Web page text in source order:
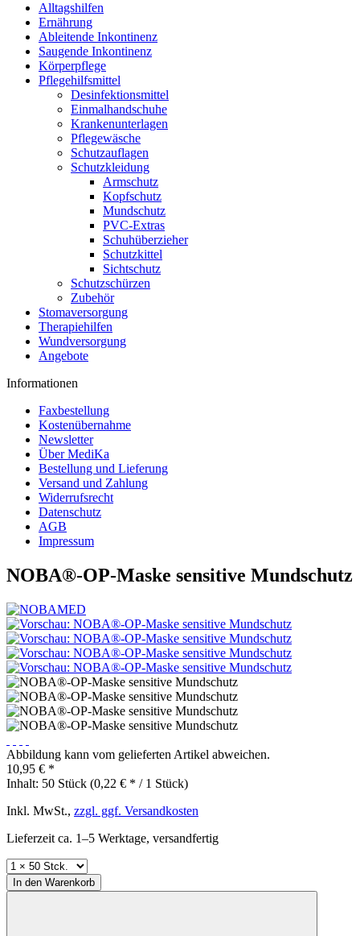
Alltagshilfen
Ernährung
Ableitende Inkontinenz
Saugende Inkontinenz
Körperpflege
Pflegehilfsmittel
Desinfektionsmittel
Einmalhandschuhe
Krankenunterlagen
Pflegewäsche
Schutzauflagen
Schutzkleidung
Armschutz
Kopfschutz
Mundschutz
PVC-Extras
Schuhüberzieher
Schutzkittel
Sichtschutz
Schutzschürzen
Zubehör
Stomaversorgung
Therapiehilfen
Wundversorgung
Angebote
Informationen
Faxbestellung
Kostenübernahme
Newsletter
Über MediKa
Bestellung und Lieferung
Versand und Zahlung
Widerrufsrecht
Datenschutz
AGB
Impressum
NOBA®-OP-Maske sensitive Mundschutz
Abbildung kann vom gelieferten Artikel abweichen.
10,95 € *
Inhalt: 50 Stück (0,22 € * / 1 Stück)
Inkl. MwSt., zzgl. ggf. Versandkosten
Lieferzeit ca. 1–5 Werktage, versandfertig
In den Warenkorb